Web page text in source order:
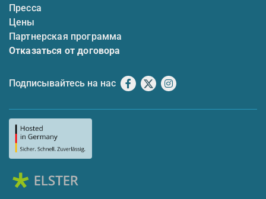
Пресса
Цены
Партнерская программа
Отказаться от договора
Подписывайтесь на нас Facebook
X Instagram